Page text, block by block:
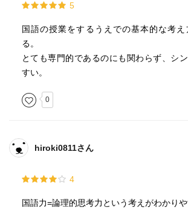
5
国語の授業をするうえでの基本的な考
る。
とても専門的であるのにも関わらず、シ
すい。
0
hiroki0811さん
4
国語力=論理的思考力という考えがわかりや